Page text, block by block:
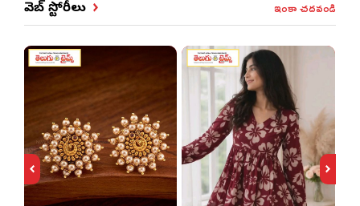
వెబ్ స్టోరీలు ఇంకా చదవండి